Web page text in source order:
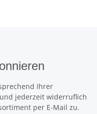
Ihrer
jederzeit widerruflich
per E-Mail zu.